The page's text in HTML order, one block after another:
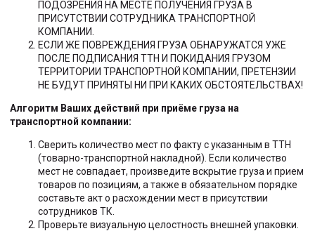
ПОДОЗРЕНИЯ НА МЕСТЕ ПОЛУЧЕНИЯ ГРУЗА В
ПРИСУТСТВИИ СОТРУДНИКА ТРАНСПОРТНОЙ
КОМПАНИИ.
ЕСЛИ ЖЕ ПОВРЕЖДЕНИЯ ГРУЗА ОБНАРУЖАТСЯ УЖЕ
ПОСЛЕ ПОДПИСАНИЯ ТТН И ПОКИДАНИЯ ГРУЗОМ
ТЕРРИТОРИИ ТРАНСПОРТНОЙ КОМПАНИИ, ПРЕТЕНЗИИ
НЕ БУДУТ ПРИНЯТЫ НИ ПРИ КАКИХ ОБСТОЯТЕЛЬСТВАХ!
Алгоритм Ваших действий при приёме груза на
транспортной компании:
Сверить количество мест по факту с указанным в ТТН
(товарно-транспортной накладной). Если количество
мест не совпадает, произведите вскрытие груза и прием
товаров по позициям, а также в обязательном порядке
составьте акт о расхождении мест в присутствии
сотрудников ТК.
Проверьте визуальную целостность внешней упаковки.